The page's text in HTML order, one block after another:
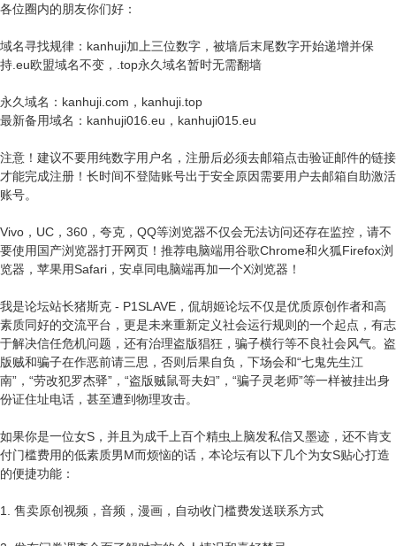
各位圈内的朋友你们好：
域名寻找规律：kanhuji加上三位数字，被墙后末尾数字开始递增并保
持.eu欧盟域名不变，.top永久域名暂时无需翻墙
永久域名：kanhuji.com，kanhuji.top
最新备用域名：kanhuji016.eu，kanhuji015.eu
注意！建议不要用纯数字用户名，注册后必须去邮箱点击验证邮件的链接
才能完成注册！长时间不登陆账号出于安全原因需要用户去邮箱自助激活
账号。
Vivo，UC，360，夸克，QQ等浏览器不仅会无法访问还存在监控，请不
要使用国产浏览器打开网页！推荐电脑端用谷歌Chrome和火狐Firefox浏
览器，苹果用Safari，安卓同电脑端再加一个X浏览器！
我是论坛站长猪斯克 - P1SLAVE，侃胡姬论坛不仅是优质原创作者和高
素质同好的交流平台，更是未来重新定义社会运行规则的一个起点，有志
于解决信任危机问题，还有治理盗版猖狂，骗子横行等不良社会风气。盗
版贼和骗子在作恶前请三思，否则后果自负，下场会和“七鬼先生江
南”，“劳改犯罗杰驿”，“盗版贼鼠哥夫妇”，“骗子灵老师”等一样被挂出身
份证住址电话，甚至遭到物理攻击。
如果你是一位女S，并且为成千上百个精虫上脑发私信又墨迹，还不肯支
付门槛费用的低素质男M而烦恼的话，本论坛有以下几个为女S贴心打造
的便捷功能：
1. 售卖原创视频，音频，漫画，自动收门槛费发送联系方式